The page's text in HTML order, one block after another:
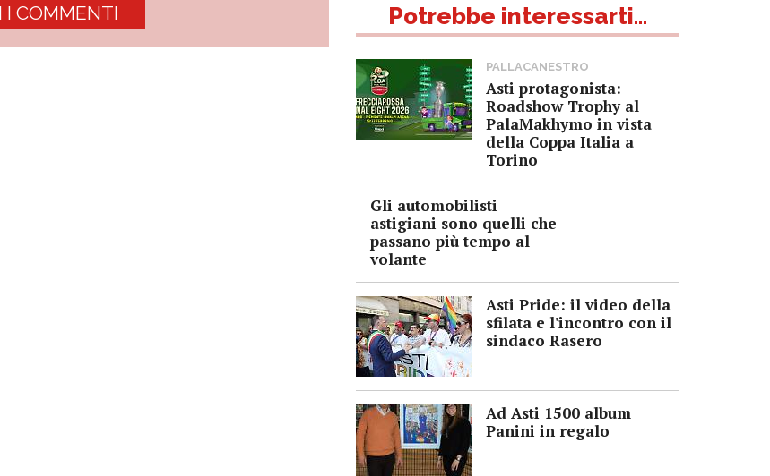
I COMMENTI Potrebbe interessarti...
PALLACANESTRO
Asti protagonista:
Roadshow Trophy al
PalaMakhymo in vista
della Coppa Italia a
Torino
Gli automobilisti
astigiani sono quelli che
passano più tempo al
volante
Asti Pride: il video della
sfilata e l'incontro con il
sindaco Rasero
Ad Asti 1500 album
Panini in regalo